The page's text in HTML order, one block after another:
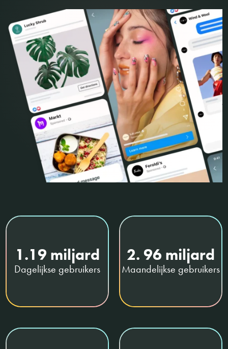
1.19 miljard
Dagelijkse gebruikers
2. 96 miljard
Maandelijkse gebruikers